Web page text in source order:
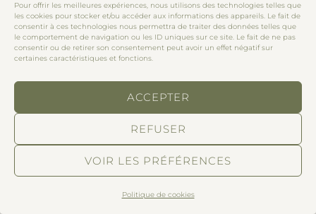
Pour offrir les meilleures expériences, nous utilisons des technologies telles que
les cookies pour stocker et/ou accéder aux informations des appareils. Le fait de
consentir à ces technologies nous permettra de traiter des données telles que
le comportement de navigation ou les ID uniques sur ce site. Le fait de ne pas
consentir ou de retirer son consentement peut avoir un effet négatif sur
certaines caractéristiques et fonctions.
ACCEPTER
REFUSER
VOIR LES PRÉFÉRENCES
Politique de cookies
tout à l’accueil, nous a dit qu’il fallait revenir le
lendemain matin mais qu’elle ne pouvait pas
nous assurer que nous pourrions entrer. Bref,
mon seul regret du voyage. Ceci dit, le hall
d’entrée m’a déjà mis des étoiles plein les yeux !